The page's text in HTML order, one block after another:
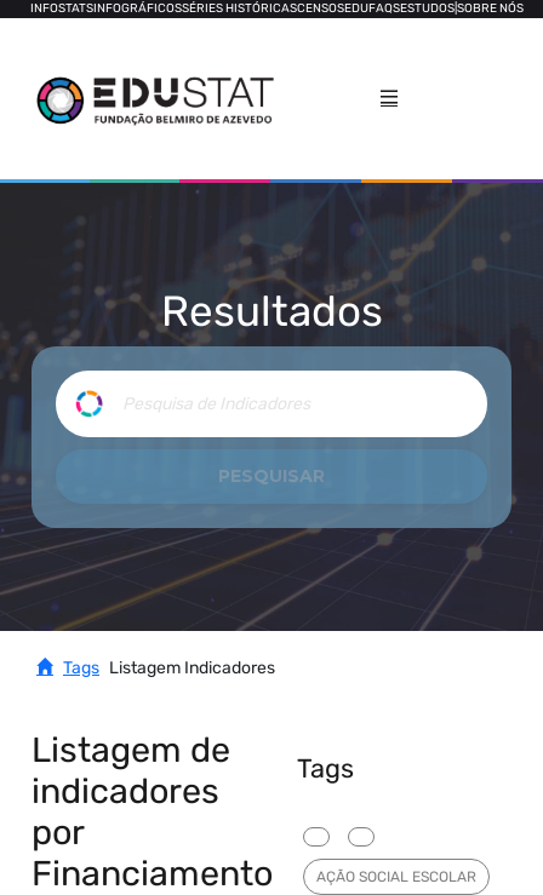
INFOSTATSINFOGRÁFICOSSÉRIES HISTÓRICASCENSOSEDUFAQSESTUDOSSOBRE NÓS
Resultados
Tags Listagem Indicadores
Listagem de
indicadores
por
Financiamento
Tags
AÇÃO SOCIAL ESCOLAR